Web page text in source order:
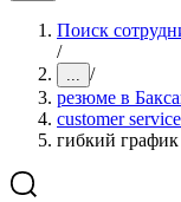
Поиск
/
... /
резюме в
customer
гибкий график